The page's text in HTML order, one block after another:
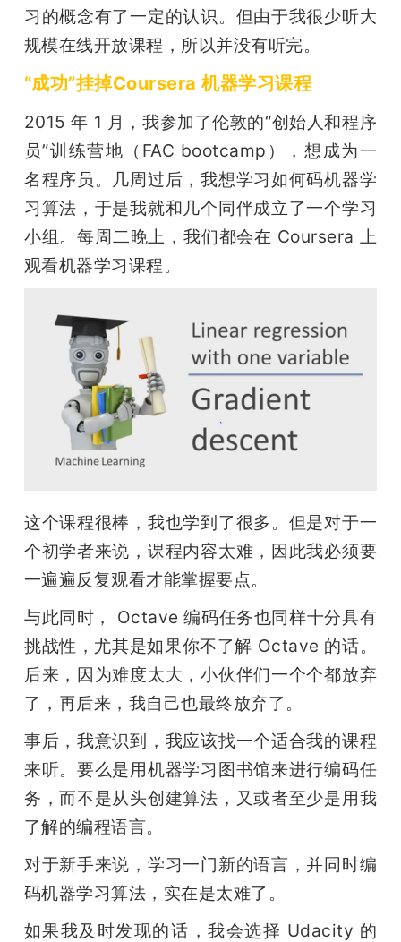
习的概念有了一定的认识。但由于我很少听大
规模在线开放课程，所以并没有听完。
“成功”挂掉Coursera 机器学习课程
2015 年 1 月，我参加了伦敦的“创始人和程序
员”训练营地（FAC bootcamp），想成为一
名程序员。几周过后，我想学习如何码机器学
习算法，于是我就和几个同伴成立了一个学习
小组。每周二晚上，我们都会在 Coursera 上
观看机器学习课程。
这个课程很棒，我也学到了很多。但是对于一
个初学者来说，课程内容太难，因此我必须要
一遍遍反复观看才能掌握要点。
与此同时， Octave 编码任务也同样十分具有
挑战性，尤其是如果你不了解 Octave 的话。
后来，因为难度太大，小伙伴们一个个都放弃
了，再后来，我自己也最终放弃了。
事后，我意识到，我应该找一个适合我的课程
来听。要么是用机器学习图书馆来进行编码任
务，而不是从头创建算法，又或者至少是用我
了解的编程语言。
对于新手来说，学习一门新的语言，并同时编
码机器学习算法，实在是太难了。
如果我及时发现的话，我会选择 Udacity 的